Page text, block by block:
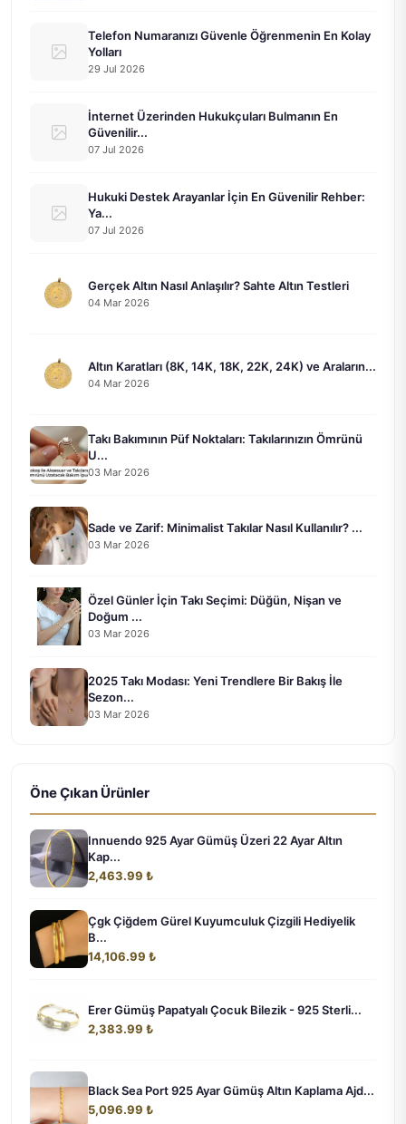
Telefon Numaranızı Güvenle Öğrenmenin En Kolay
Yolları
29 Jul 2026
İnternet Üzerinden Hukukçuları Bulmanın En
Güvenilir...
07 Jul 2026
Hukuki Destek Arayanlar İçin En Güvenilir Rehber:
Ya...
07 Jul 2026
Gerçek Altın Nasıl Anlaşılır? Sahte Altın Testleri
04 Mar 2026
Altın Karatları (8K, 14K, 18K, 22K, 24K) ve Araların...
04 Mar 2026
Takı Bakımının Püf Noktaları: Takılarınızın Ömrünü
U...
03 Mar 2026
Sade ve Zarif: Minimalist Takılar Nasıl Kullanılır? ...
03 Mar 2026
Özel Günler İçin Takı Seçimi: Düğün, Nişan ve
Doğum ...
03 Mar 2026
2025 Takı Modası: Yeni Trendlere Bir Bakış İle
Sezon...
03 Mar 2026
Öne Çıkan Ürünler
Innuendo 925 Ayar Gümüş Üzeri 22 Ayar Altın
Kap...
2,463.99 ₺
Çgk Çiğdem Gürel Kuyumculuk Çizgili Hediyelik
B...
14,106.99 ₺
Erer Gümüş Papatyalı Çocuk Bilezik - 925 Sterli...
2,383.99 ₺
Black Sea Port 925 Ayar Gümüş Altın Kaplama Ajd...
5,096.99 ₺